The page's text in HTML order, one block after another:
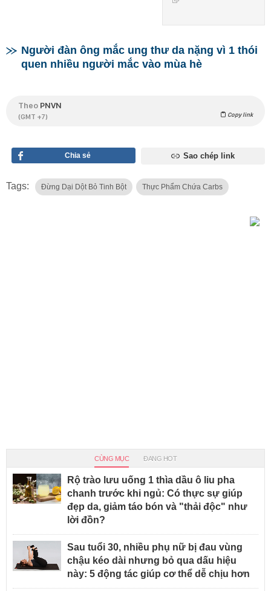
Người đàn ông mắc ung thư da nặng vì 1 thói
quen nhiều người mắc vào mùa hè
Theo PNVN
(GMT +7) Copy link
Chia sẻ Sao chép link
Tags: Đừng Dại Dột Bỏ Tinh Bột Thực Phẩm Chứa Carbs
CÙNG MỤC ĐANG HOT
Rộ trào lưu uống 1 thìa dầu ô liu pha
chanh trước khi ngủ: Có thực sự giúp
đẹp da, giảm táo bón và "thải độc" như
lời đồn?
Sau tuổi 30, nhiều phụ nữ bị đau vùng
chậu kéo dài nhưng bỏ qua dấu hiệu
này: 5 động tác giúp cơ thể dễ chịu hơn